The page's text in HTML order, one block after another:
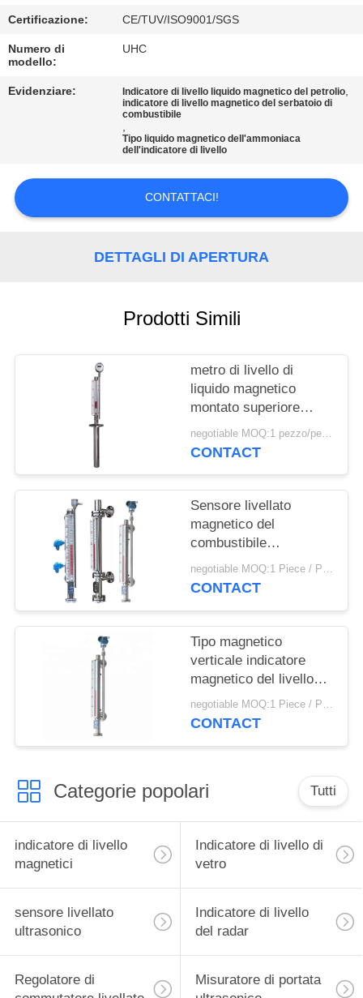
CONTATTICI
RICHIEDA
UNA
CITAZIONE
MAPPA
DEL
SITO
Certificazione: CE/TUV/ISO9001/SGS
Numero di
modello:
UHC
Evidenziare: Indicatore di livello liquido magnetico del petrolio,
indicatore di livello magnetico del serbatoio di
combustibile
,
Tipo liquido magnetico dell'ammoniaca
dell'indicatore di livello
CONTATTACI!
DETTAGLI DI APERTURA
Prodotti Simili
metro di livello di
liquido magnetico
montato superiore
dell'acqua PN2.5 di
120mm
negotiable MOQ:1 pezzo/pezzo
CONTACT
Sensore livellato
magnetico del
combustibile
meccanico ad alta
temperatura con tempo
negotiable MOQ:1 Piece / Pieces
CONTACT
Tipo magnetico
verticale indicatore
magnetico del livello
del gas allineato PTFE
dell'indicatore di livello
negotiable MOQ:1 Piece / Pieces
CONTACT
Categorie popolari Tutti
indicatore di livello
magnetici
Indicatore di livello di
vetro
sensore livellato
ultrasonico
Indicatore di livello
del radar
Regolatore di
Misuratore di portata